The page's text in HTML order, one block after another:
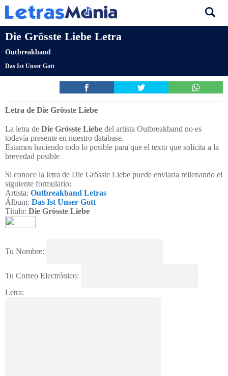
Die Grösste Liebe Letra
Outbreakband
Das Ist Unser Gott
Letra de Die Grösste Liebe
La letra de Die Grösste Liebe del artista Outbreakband no es
todavía presente en nuestro database.
Estamos haciendo todo lo posible para que el texto que solicita a la
brevedad posible
Si conoce la letra de Die Grösste Liebe puede enviarla rellenando el
siguiente formulario:
Artista: Outbreakband Letras
Álbum: Das Ist Unser Gott
Título: Die Grösste Liebe
Tu Nombre:
Tu Correo Electrónico:
Letra: